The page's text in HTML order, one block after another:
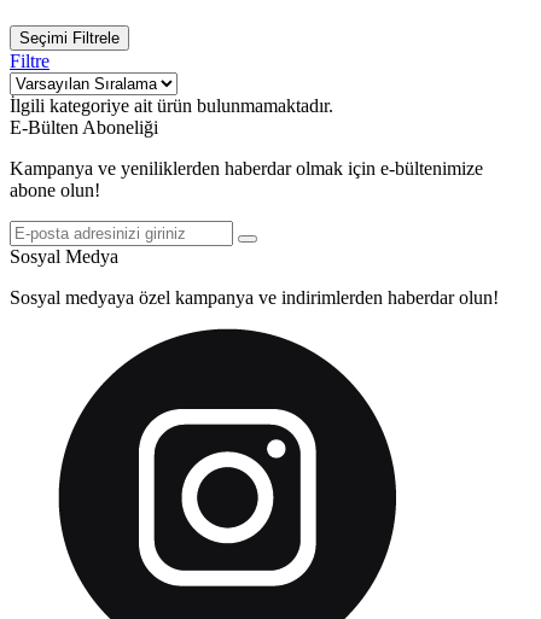
Seçimi Filtrele
Filtre
İlgili kategoriye ait ürün bulunmamaktadır.
E-Bülten Aboneliği
Kampanya ve yeniliklerden haberdar olmak için e-bültenimize
abone olun!
Sosyal Medya
Sosyal medyaya özel kampanya ve indirimlerden haberdar olun!